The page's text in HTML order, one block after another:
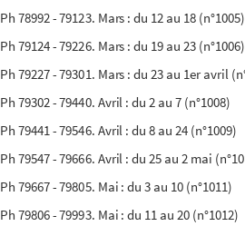
Ph 78992 - 79123. Mars : du 12 au 18 (n°1005)
Ph 79124 - 79226. Mars : du 19 au 23 (n°1006)
Ph 79227 - 79301. Mars : du 23 au 1er avril
Ph 79302 - 79440. Avril : du 2 au 7 (n°1008)
Ph 79441 - 79546. Avril : du 8 au 24 (n°1009)
Ph 79547 - 79666. Avril : du 25 au 2 mai
Ph 79667 - 79805. Mai : du 3 au 10 (n°1011)
Ph 79806 - 79993. Mai : du 11 au 20 (n°1012)